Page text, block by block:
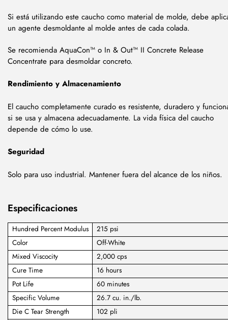
Si está utilizando este caucho como material de molde, debe
un agente desmoldante al molde antes de cada colada.
Se recomienda AquaCon™ o In & Out™ II Concrete Release
Concentrate para desmoldar concreto.
Rendimiento y Almacenamiento
El caucho completamente curado es resistente, duradero y
si se usa y almacena adecuadamente. La vida física del caucho
depende de cómo lo use.
Seguridad
Solo para uso industrial. Mantener fuera del alcance de los niños.
Especificaciones
Hundred Percent Modulus
215 psi
Color
Off-White
Mixed Viscocity
2,000 cps
Cure Time
16 hours
Pot Life
60 minutes
Specific Volume
26.7 cu. in./lb.
Die C Tear Strength
102 pli